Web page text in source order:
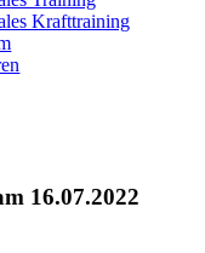
Krafttraining
16.07.2022